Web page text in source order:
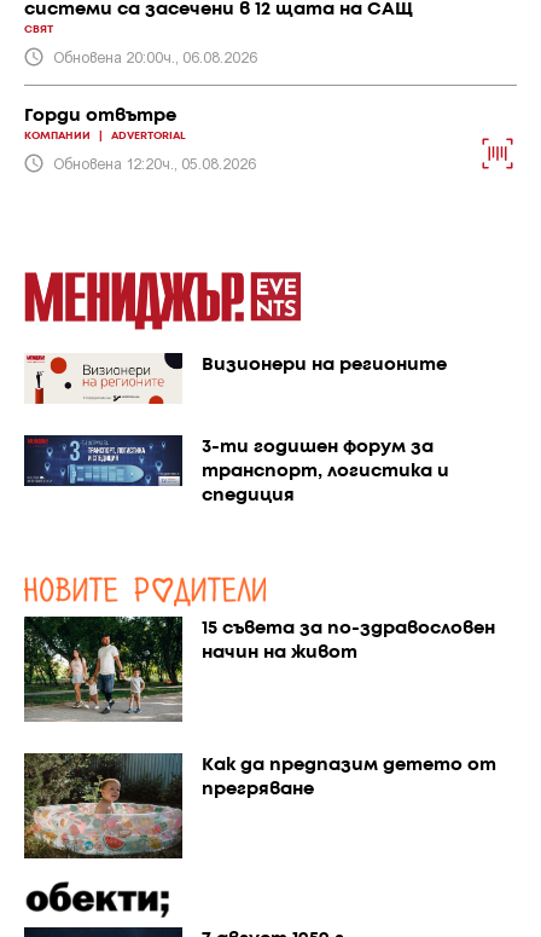
системи са засечени в 12 щата на САЩ
СВЯТ
Обновена 20:00ч., 06.08.2026
Горди отвътре
КОМПАНИИ ADVERTORIAL
Обновена 12:20ч., 05.08.2026
Визионери на регионите
3-ти годишен форум за
транспорт, логистика и
спедиция
15 съвета за по-здравословен
начин на живот
Как да предпазим детето от
прегряване